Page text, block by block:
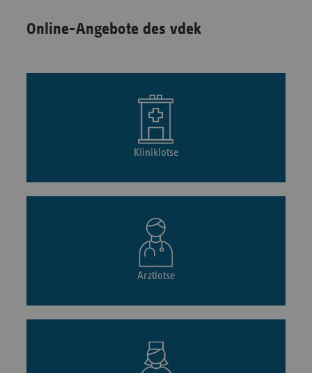
Online-Angebote des vdek
Kliniklotse
Arztlotse